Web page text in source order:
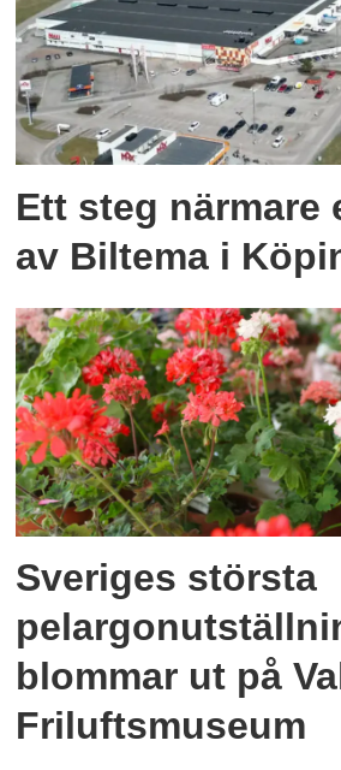
Ett steg närmare
av Biltema i
Sveriges största
blommar ut på
Friluftsmuseum